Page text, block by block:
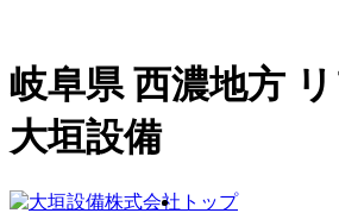
岐阜県 西濃地方
大垣設備
トップ